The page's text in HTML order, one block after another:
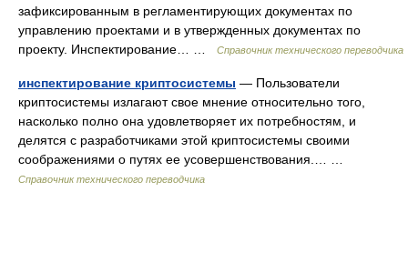
зафиксированным в регламентирующих документах по
управлению проектами и в утвержденных документах по
проекту. Инспектирование… …
Справочник технического переводчика
инспектирование криптосистемы — Пользователи
криптосистемы излагают свое мнение относительно того,
насколько полно она удовлетворяет их потребностям, и
делятся с разработчиками этой криптосистемы своими
соображениями о путях ее усовершенствования.… …
Справочник технического переводчика